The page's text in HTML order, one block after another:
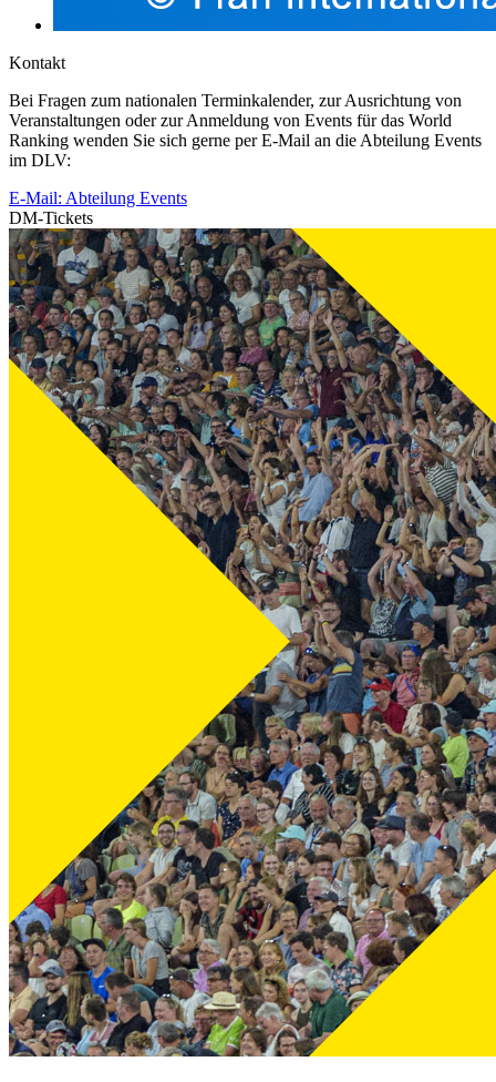
Kontakt
Bei Fragen zum nationalen Terminkalender, zur Ausrichtung von
Veranstaltungen oder zur Anmeldung von Events für das World
Ranking wenden Sie sich gerne per E-Mail an die Abteilung Events
im DLV:
E-Mail: Abteilung Events
DM-Tickets